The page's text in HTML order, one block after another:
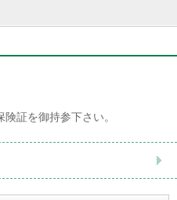
証を御持参下さい。